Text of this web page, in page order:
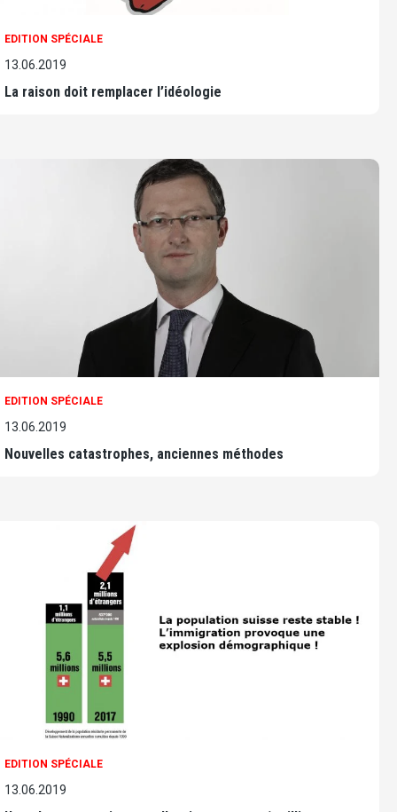
EDITION SPÉCIALE
13.06.2019
La raison doit remplacer l’idéologie
EDITION SPÉCIALE
13.06.2019
Nouvelles catastrophes, anciennes méthodes
EDITION SPÉCIALE
13.06.2019